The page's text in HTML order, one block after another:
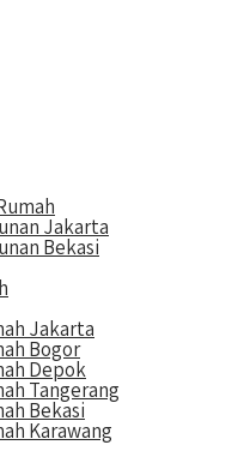
Jakarta
Bekasi
Jakarta
Bogor
Depok
Tangerang
Bekasi
Karawang